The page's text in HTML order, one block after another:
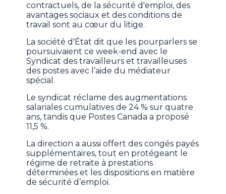
contractuels, de la sécurité d'emploi, des
avantages sociaux et des conditions de
travail sont au cœur du litige.
La société d'État dit que les pourparlers se
poursuivaient ce week-end avec le
Syndicat des travailleurs et travailleuses
des postes avec l’aide du médiateur
spécial.
Le syndicat réclame des augmentations
salariales cumulatives de 24 % sur quatre
ans, tandis que Postes Canada a proposé
11,5 %.
La direction a aussi offert des congés payés
supplémentaires, tout en protégeant le
régime de retraite à prestations
déterminées et les dispositions en matière
de sécurité d’emploi.